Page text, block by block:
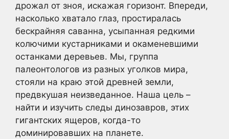
дрожал от зноя, искажая горизонт. Впереди,
насколько хватало глаз, простиралась
бескрайняя саванна, усыпанная редкими
колючими кустарниками и окаменевшими
останками деревьев. Мы, группа
палеонтологов из разных уголков мира,
стояли на краю этой древней земли,
предвкушая неизведанное. Наша цель –
найти и изучить следы динозавров, этих
гигантских ящеров, когда-то
доминировавших на планете.